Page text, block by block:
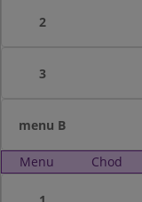
2
3
menu B
Menu Chod